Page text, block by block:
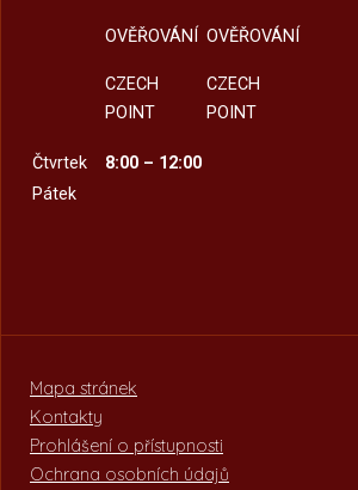
OVĚŘOVÁNÍ
CZECH
POINT
OVĚŘOVÁNÍ
CZECH
POINT
Čtvrtek
8:00 – 12:00
Pátek
Mapa stránek
Kontakty
Prohlášení o přístupnosti
Ochrana osobních údajů